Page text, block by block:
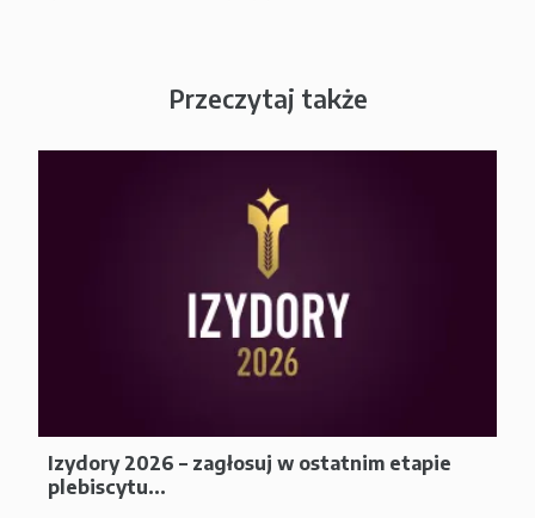
Przeczytaj także
Izydory 2026 – zagłosuj w ostatnim etapie
plebiscytu...